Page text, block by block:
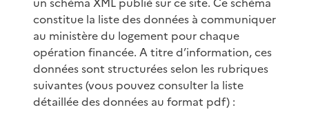
constitue la liste des données à communiquer
au ministère du logement pour chaque
opération financée. A titre d’information, ces
données sont structurées selon les rubriques
suivantes (vous pouvez consulter la liste
détaillée des données au format pdf) :